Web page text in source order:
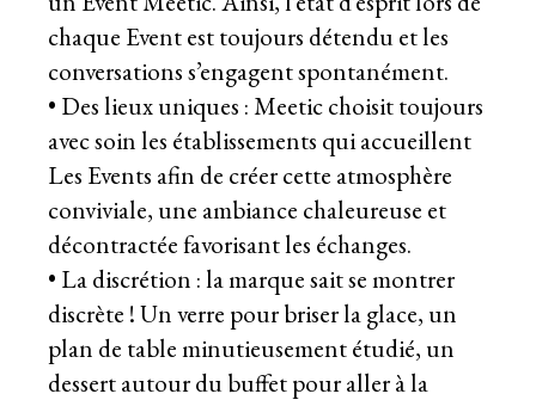
chaque Event est toujours détendu et les
conversations s’engagent spontanément.
• Des lieux uniques : Meetic choisit toujours
avec soin les établissements qui accueillent
Les Events afin de créer cette atmosphère
conviviale, une ambiance chaleureuse et
décontractée favorisant les échanges.
• La discrétion : la marque sait se montrer
discrète ! Un verre pour briser la glace, un
plan de table minutieusement étudié, un
dessert autour du buffet pour aller à la